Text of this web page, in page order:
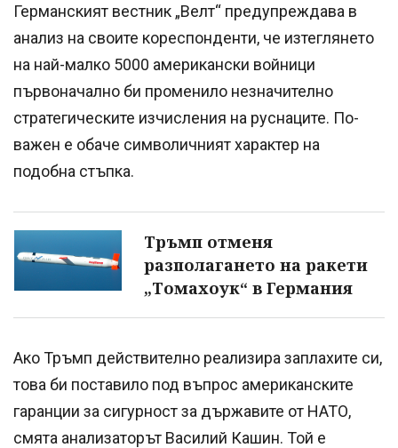
Германският вестник „Велт“ предупреждава в
анализ на своите кореспонденти, че изтеглянето
на най-малко 5000 американски войници
първоначално би променило незначително
стратегическите изчисления на руснаците. По-
важен е обаче символичният характер на
подобна стъпка.
Тръмп отменя
разполагането на ракети
„Томахоук“ в Германия
Ако Тръмп действително реализира заплахите си,
това би поставило под въпрос американските
гаранции за сигурност за държавите от НАТО,
смята анализаторът Василий Кашин. Той е